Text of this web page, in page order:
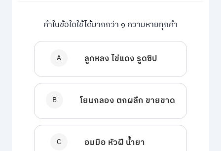
คำในข้อใดใช้ได้มากกว่า ๑ ความหายทุกคำ
A ลูกหลง ไข่แดง รูดซิป
B โยนกลอง ตกผลึก ขายขาด
C อมมือ หัวฝี น้ำยา